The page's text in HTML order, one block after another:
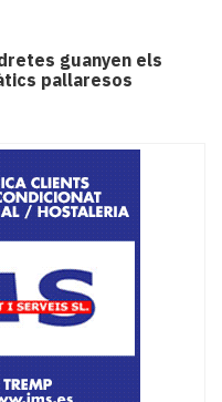
guanyen els
pallaresos